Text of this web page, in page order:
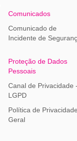
Comunicados
Comunicado de
Incidente de
Proteção de Dados
Pessoais
Canal de Privacidade -
LGPD
Política de Privacidade
Geral